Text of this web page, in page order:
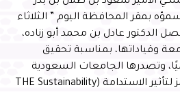
بمقر المحافظة اليوم ” الثلاثاء
الدكتور عادل بن محمد أبو زناده،
وقياداتها، بمناسبة تحقيق
(35) عالميًا، وتصدرها الجامعات السعودية
والخليجية في تقييم التايمز لتأثير الاستدامة (THE Sustainability